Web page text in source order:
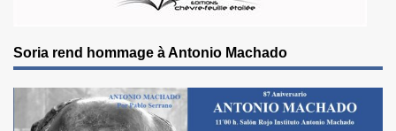
Soria rend hommage à Antonio Machado